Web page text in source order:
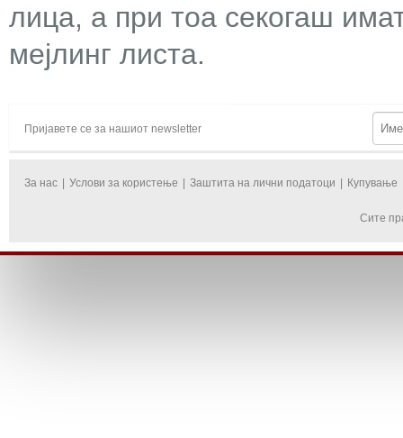
лица, а при тоа секогаш
мејлинг листа.
Пријавете се за нашиот newsletter
За нас Услови за користење Заштита на лични податоци Купување
Сите